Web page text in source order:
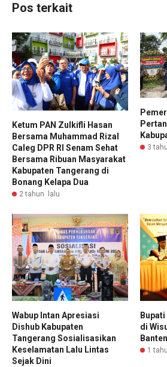
Pos terkait
Ketum PAN Zulkifli Hasan
Bersama Muhammad Rizal
Caleg DPR RI Senam Sehat
Bersama Ribuan Masyarakat
Kabupaten Tangerang di
Bonang Kelapa Dua
2 tahun lalu
3
Wabup Intan Apresiasi
Dishub Kabupaten
Tangerang Sosialisasikan
Keselamatan Lalu Lintas
Sejak Dini
di
1